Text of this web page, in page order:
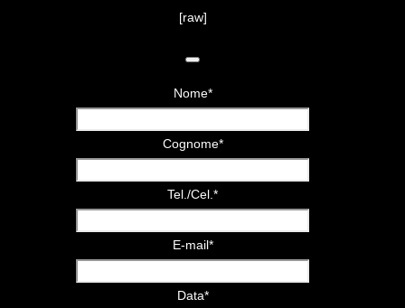
[raw]
Nome*
Cognome*
Tel./Cel.*
E-mail*
Data*